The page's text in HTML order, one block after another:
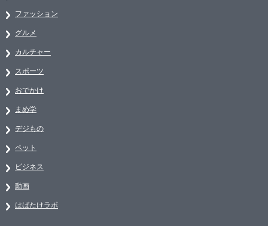
ファッション
グルメ
カルチャー
スポーツ
おでかけ
まめ学
デジもの
ペット
ビジネス
動画
はばたけラボ